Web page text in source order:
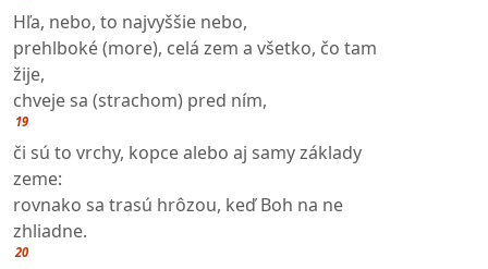
Hľa, nebo, to najvyššie nebo,
prehlboké (more), celá zem a všetko, čo tam
žije,
chveje sa (strachom) pred ním,
19
či sú to vrchy, kopce alebo aj samy základy
zeme:
rovnako sa trasú hrôzou, keď Boh na ne
zhliadne.
20